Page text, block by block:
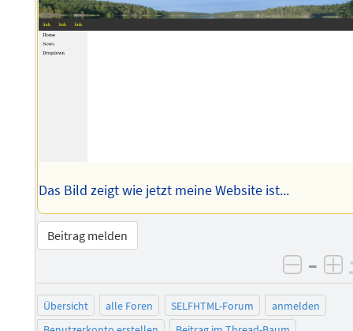
Das Bild zeigt wie jetzt meine Website ist...
Beitrag melden
–
Übersicht alle Foren SELFHTML-Forum
anmelden